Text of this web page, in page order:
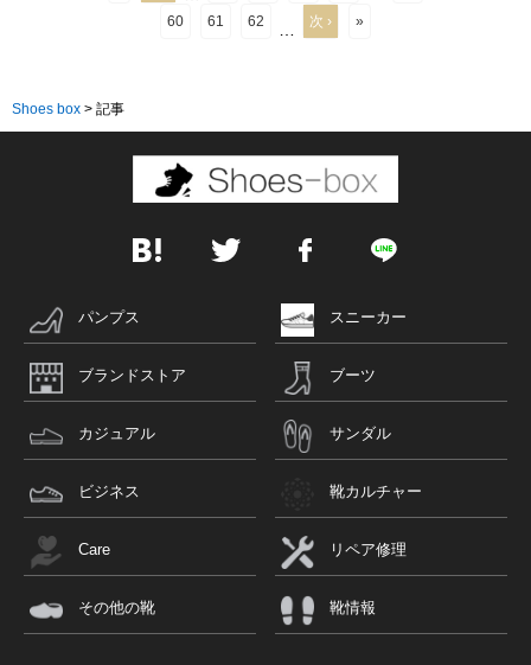
60 61 62 次 › »
Shoes box > 記事
パンプス スニーカー
ブランドストア ブーツ
カジュアル サンダル
ビジネス 靴カルチャー
Care リペア修理
その他の靴 靴情報